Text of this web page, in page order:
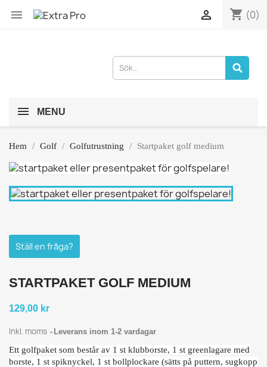
 shopping_cart (0)

MENU
Hem Golf Golfutrustning Startpaket golf medium
Ställ en fråga?
STARTPAKET GOLF MEDIUM
129,00 kr
Inkl. moms Leverans inom 1-2 vardagar
Ett golfpaket som består av 1 st klubborste, 1 st greenlagare med
borste, 1 st spiknyckel, 1 st bollplockare (sätts på puttern, sugkopp